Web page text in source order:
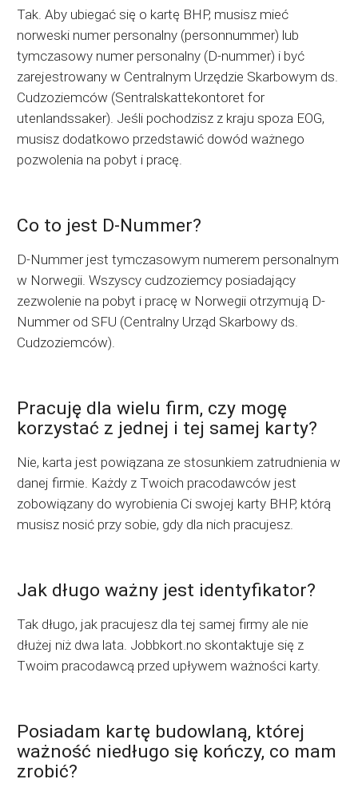
Tak. Aby ubiegać się o kartę BHP, musisz mieć
norweski numer personalny (personnummer) lub
tymczasowy numer personalny (D-nummer) i być
zarejestrowany w Centralnym Urzędzie Skarbowym ds.
Cudzoziemców (Sentralskattekontoret for
utenlandssaker). Jeśli pochodzisz z kraju spoza EOG,
musisz dodatkowo przedstawić dowód ważnego
pozwolenia na pobyt i pracę.
Co to jest D-Nummer?
D-Nummer jest tymczasowym numerem personalnym
w Norwegii. Wszyscy cudzoziemcy posiadający
zezwolenie na pobyt i pracę w Norwegii otrzymują D-
Nummer od SFU (Centralny Urząd Skarbowy ds.
Cudzoziemców).
Pracuję dla wielu firm, czy mogę
korzystać z jednej i tej samej karty?
Nie, karta jest powiązana ze stosunkiem zatrudnienia w
danej firmie. Każdy z Twoich pracodawców jest
zobowiązany do wyrobienia Ci swojej karty BHP, którą
musisz nosić przy sobie, gdy dla nich pracujesz.
Jak długo ważny jest identyfikator?
Tak długo, jak pracujesz dla tej samej firmy ale nie
dłużej niż dwa lata. Jobbkort.no skontaktuje się z
Twoim pracodawcą przed upływem ważności karty.
Posiadam kartę budowlaną, której
ważność niedługo się kończy, co mam
zrobić?